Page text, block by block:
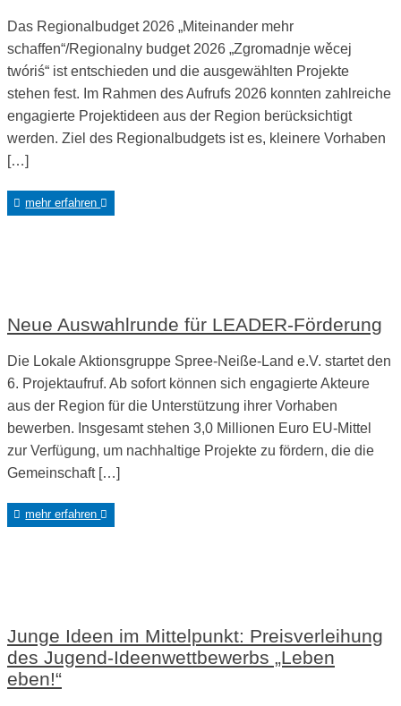
Das Regionalbudget 2026 „Miteinander mehr
schaffen“/Regionalny budget 2026 „Zgromadnje wěcej
twóriś“ ist entschieden und die ausgewählten Projekte
stehen fest. Im Rahmen des Aufrufs 2026 konnten zahlreiche
engagierte Projektideen aus der Region berücksichtigt
werden. Ziel des Regionalbudgets ist es, kleinere Vorhaben
[…]
mehr erfahren
Neue Auswahlrunde für LEADER-Förderung
Die Lokale Aktionsgruppe Spree-Neiße-Land e.V. startet den
6. Projektaufruf. Ab sofort können sich engagierte Akteure
aus der Region für die Unterstützung ihrer Vorhaben
bewerben. Insgesamt stehen 3,0 Millionen Euro EU-Mittel
zur Verfügung, um nachhaltige Projekte zu fördern, die die
Gemeinschaft […]
mehr erfahren
Junge Ideen im Mittelpunkt: Preisverleihung
des Jugend-Ideenwettbewerbs „Leben
eben!“